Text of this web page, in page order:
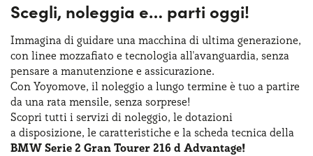
Scegli, noleggia e… parti oggi!
Immagina di guidare una macchina di ultima generazione,
con linee mozzafiato e tecnologia all'avanguardia, senza
pensare a manutenzione e assicurazione.
Con Yoyomove, il noleggio a lungo termine è tuo a partire
da una rata mensile, senza sorprese!
Scopri tutti i servizi di noleggio, le dotazioni
a disposizione, le caratteristiche e la scheda tecnica della
BMW Serie 2 Gran Tourer 216 d Advantage!